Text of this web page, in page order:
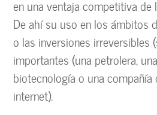
en una ventaja competitiva de
De ahí su uso en los ámbitos
o las inversiones irreversibles
importantes (una petrolera,
biotecnología o una
internet).